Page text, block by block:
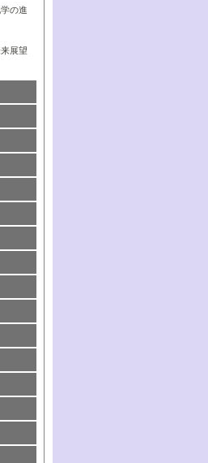
の進
展望
セス
触媒
究
の新
現象
媒討論
と未
スル
せん
利用-
年の
立40周
徴と
中心と
はどん
ら工